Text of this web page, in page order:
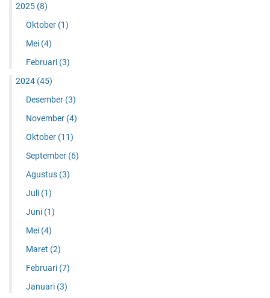
2025 (8)
Oktober (1)
Mei (4)
Februari (3)
2024 (45)
Desember (3)
November (4)
Oktober (11)
September (6)
Agustus (3)
Juli (1)
Juni (1)
Mei (4)
Maret (2)
Februari (7)
Januari (3)